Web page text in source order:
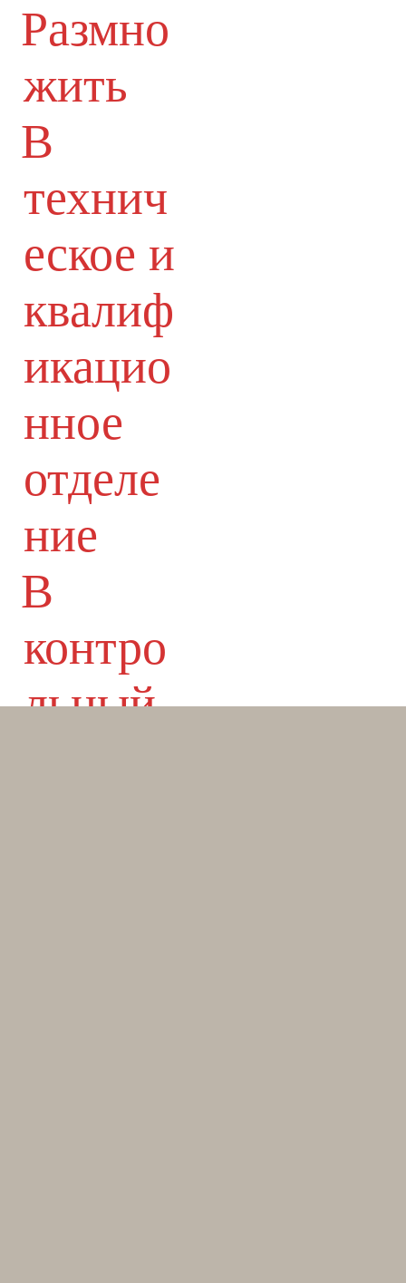
Размно
жить
В
технич
еское и
квалиф
икацио
нное
отделе
ние
В
контро
льный